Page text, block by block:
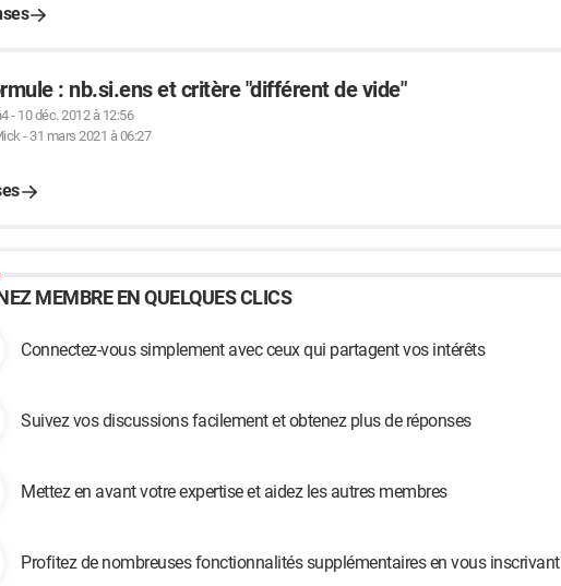
: nb.si.ens et critère "différent de vide"
- 10 déc. 2012 à 12:56
- 31 mars 2021 à 06:27
MEMBRE EN QUELQUES CLICS
Connectez-vous simplement avec ceux qui partagent vos intérêts
Suivez vos discussions facilement et obtenez plus de réponses
Mettez en avant votre expertise et aidez les autres membres
Profitez de nombreuses fonctionnalités supplémentaires en vous inscrivant